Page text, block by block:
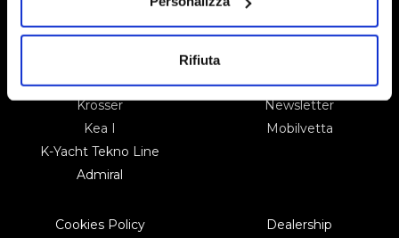
Rifiuta
Mobilvetta
Kea P
Krosser
Kea I
K-Yacht Tekno Line
Admiral
Catalogue
Service
Newsletter
Mobilvetta
Cookies Policy
Dealership